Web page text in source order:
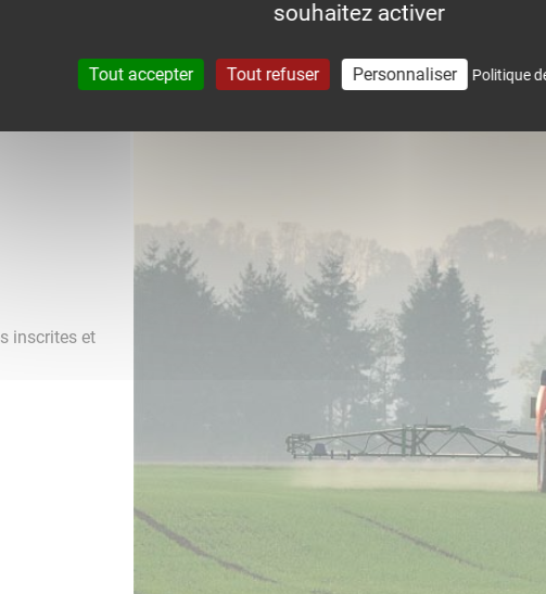
vous accompagne dans le suivi
inscrites et
souhaitez activer
Tout accepter Tout refuser Personnaliser Politique